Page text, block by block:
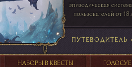
эпизодическая
пользователей от 18
41 ПОСТОВ
ПУТЕВОДИТЕЛЬ
НАБОРЫ В КВЕСТЫ